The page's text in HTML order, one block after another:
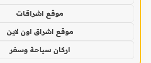
موقع اشراقات
موقع اشراق اون لاين
اركان سياحة وسفر